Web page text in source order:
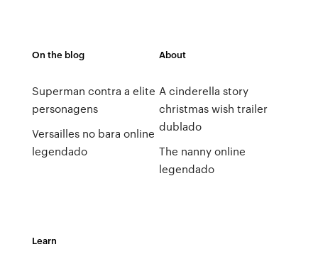
On the blog
Superman contra a elite
personagens
Versailles no bara online
legendado
About
A cinderella story
christmas wish trailer
dublado
The nanny online
legendado
Learn